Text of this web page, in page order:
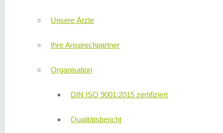
Unsere Ärzte
Ihre Ansprechpartner
Organisation
DIN ISO 9001:2015 zertifiziert
Qualitätsbericht